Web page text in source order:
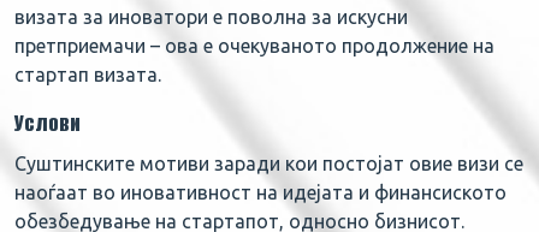
визата за иноватори е поволна за искусни
претприемачи – ова е очекуваното продолжение на
стартап визата.
Услови
Суштинските мотиви заради кои постојат овие визи се
наоѓаат во иновативност на идејата и финансиското
обезбедување на стартапот, односно бизнисот.